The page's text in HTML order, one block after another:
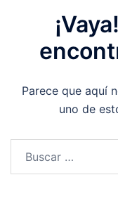
Parece que aquí
uno de